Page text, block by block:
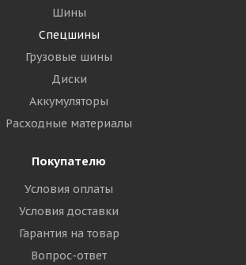
Шины
Спецшины
Грузовые шины
Диски
Аккумуляторы
Расходные материалы
Покупателю
Условия оплаты
Условия доставки
Гарантия на товар
Вопрос-ответ